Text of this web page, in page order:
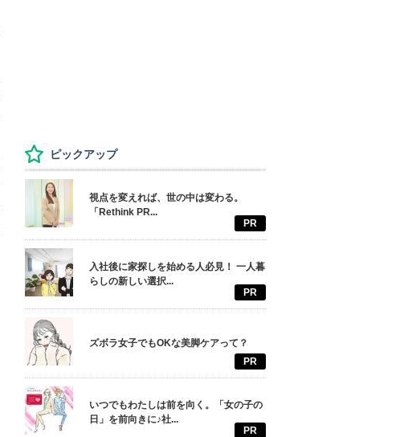
ピックアップ
視点を変えれば、世の中は変わる。
「Rethink PR...
PR
入社後に家探しを始める人必見！ 一人暮
らしの新しい選択...
PR
ズボラ女子でもOKな美脚ケアって？
PR
いつでもわたしは前を向く。「女の子の
日」を前向きに♪社...
PR